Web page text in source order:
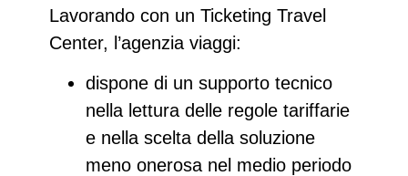
Lavorando con un Ticketing Travel
Center, l’agenzia viaggi:
dispone di un supporto tecnico
nella lettura delle regole tariffarie
e nella scelta della soluzione
meno onerosa nel medio periodo